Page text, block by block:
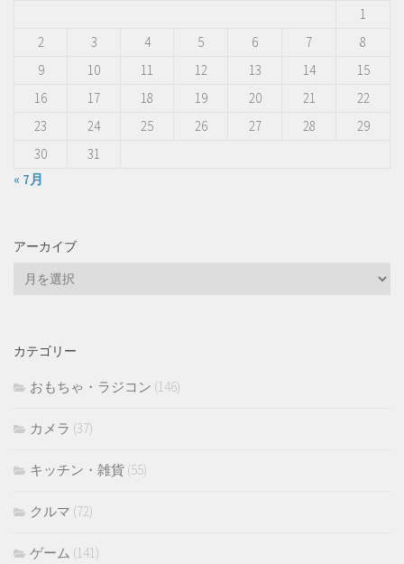
1
2
3 4 5 6 7
8
9
10 11 12 13 14
15
16
17 18 19 20 21
22
23
24 25 26 27 28
29
30
31
« 7月
アーカイブ
ブ
カテゴリー
おもちゃ・ラジコン (146)
カメラ (37)
キッチン・雑貨 (55)
クルマ (72)
ゲーム (141)